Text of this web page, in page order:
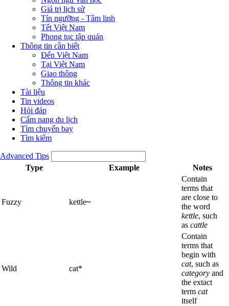
Giá trị lịch sử
Tín ngưỡng - Tâm linh
Tết Việt Nam
Phong tục tập quán
Thông tin cần biết
Đến Việt Nam
Tại Việt Nam
Giao thông
Thông tin khác
Tài liệu
Tin videos
Hỏi đáp
Cẩm nang du lịch
Tìm chuyến bay
Tìm kiếm
Advanced Tips
Type
Example Notes
Fuzzy kettle~
Contain
terms that
are close to
the word
kettle, such
as cattle
Wild cat*
Contain
terms that
begin with
cat, such as
category and
the extact
term cat
itself